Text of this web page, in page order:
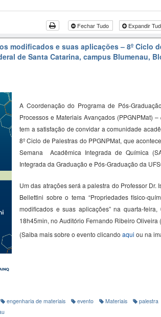
Fechar Tudo Expandir
modificados e suas aplicações – 8º Ciclo
de Santa Catarina, campus Blumenau,
A Coordenação do Programa de Pós-
Processos e Materiais Avançados (PPGNPMat) –
tem a satisfação de convidar a comunidade
8º Ciclo de Palestras do PPGNPMat, que
Semana Acadêmica Integrada de Química
Integrada da Graduação e Pós-Graduação da
Um das atrações será a palestra do Professor Dr.
Bellettini sobre o tema “Propriedades físico-
modificados e suas aplicações” na quarta-
18h45min, no Auditório Fernando Ribeiro Oliveira
(Saiba mais sobre o evento clicando aqui ou na
engenharia de materiais evento Materiais
palestra